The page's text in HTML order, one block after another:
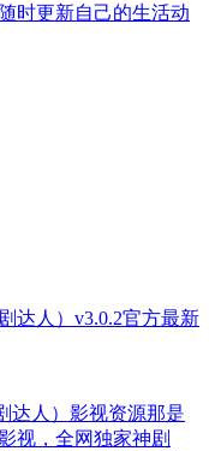
时更新自己的生活动
达人）v3.0.2官方最新
达人）影视资源那是
视，全网独家神剧